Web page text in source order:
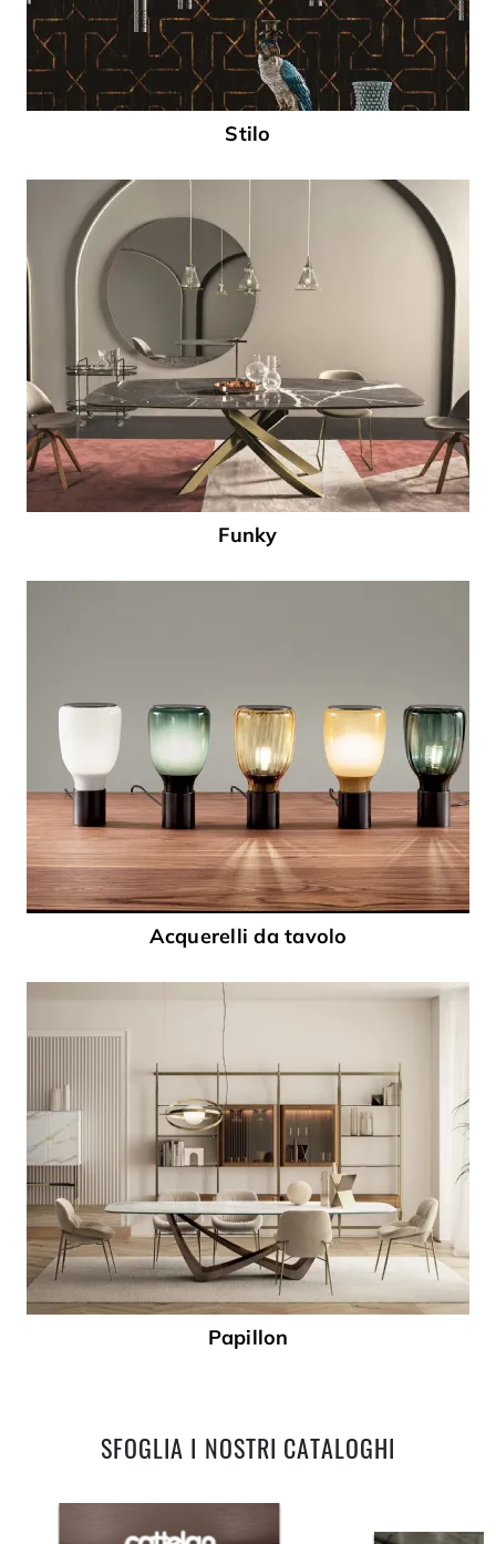
Stilo
Funky
Acquerelli da tavolo
Papillon
SFOGLIA I NOSTRI CATALOGHI